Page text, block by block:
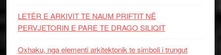
LETËR E ARKIVIT TE NAUM PRIFTIT NË
PERVJETORIN E PARE TE DRAGO SILIQIT
Oxhaku, nga elementi arkitektonik te simboli i trungut